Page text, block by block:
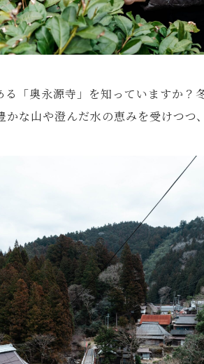
「奥永源寺」を知っていますか？
な山や澄んだ水の恵みを受けつつ